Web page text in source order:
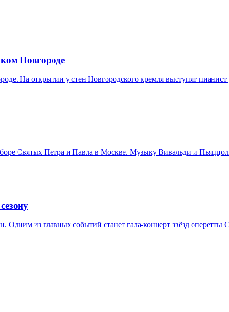
Новгороде
На открытии у стен Новгородского кремля выступят
Святых Петра и Павла в Москве. Музыку Вивальди и
Одним из главных событий станет гала-концерт звёзд